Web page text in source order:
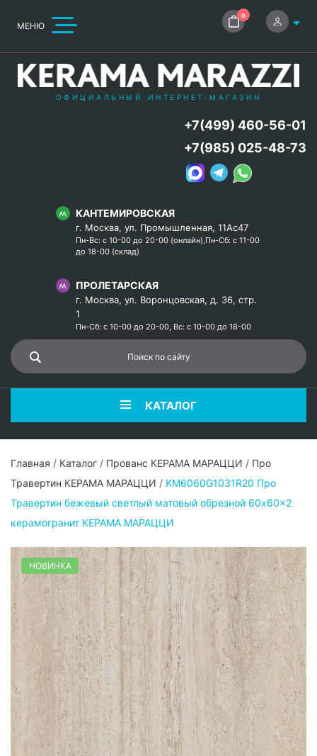
МЕНЮ
0
ОФИЦИАЛЬНЫЙ ИНТЕРНЕТ-МАГАЗИН
КАНТЕМИРОВСКАЯ
г. Москва, ул. Промышленная, 11Ас47
Пн-Вс: с 10-00 до 20-00 (онлайн),Пн-Сб: с 11-00
до 18-00 (склад)
ПРОЛЕТАРСКАЯ
г. Москва, ул. Воронцовская, д. 36, стр.
1
Пн-Сб: с 10-00 до 20-00, Вс: с 10-00 до 18-00
+7(499) 460-56-01
+7(985) 025-48-73
КАТАЛОГ
Главная / Каталог / Прованс КЕРАМА МАРАЦЦИ / Про
Травертин КЕРАМА МАРАЦЦИ / KM6060G1031R20 Про
Травертин бежевый светлый матовый обрезной 60x60x2
керамогранит КЕРАМА МАРАЦЦИ
НОВИНКА